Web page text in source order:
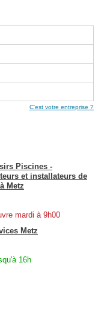
C'est votre entreprise ?
Piscines -
et installateurs de
Metz
mardi à 9h00
Metz
16h